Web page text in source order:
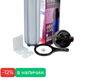
-12% в наличии